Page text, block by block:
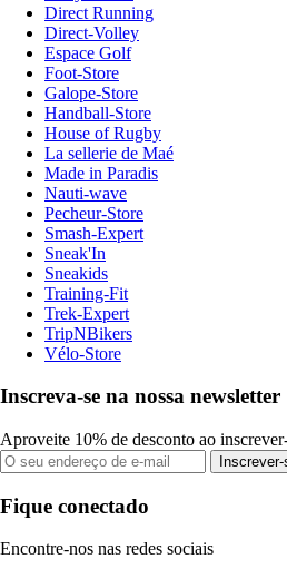
Direct Running
Direct-Volley
Espace Golf
Foot-Store
Galope-Store
Handball-Store
House of Rugby
La sellerie de Maé
Made in Paradis
Nauti-wave
Pecheur-Store
Smash-Expert
Sneak'In
Sneakids
Training-Fit
Trek-Expert
TripNBikers
Vélo-Store
Inscreva-se na nossa newsletter
Aproveite 10% de desconto ao
Fique conectado
Encontre-nos nas redes sociais